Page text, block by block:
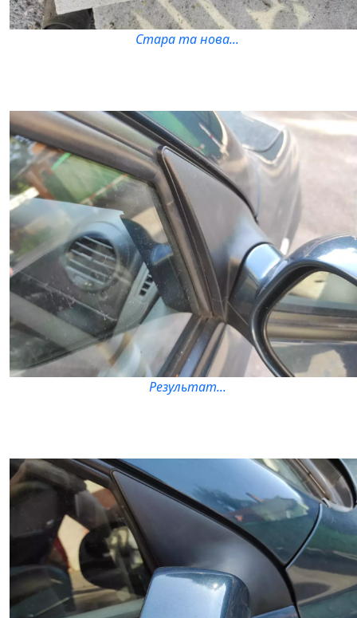
Стара та нова...
Результат...